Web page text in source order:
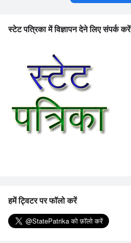
स्टेट पत्रिका में विज्ञापन देने लिए संपर्क करें
हमें ट्विटर पर फॉलो करें